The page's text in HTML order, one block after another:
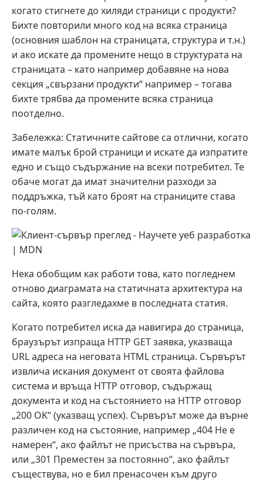
когато стигнете до хиляди страници с продукти?
Бихте повторили много код на всяка страница
(основния шаблон на страницата, структура и т.н.)
и ако искате да промените нещо в структурата на
страницата – като например добавяне на нова
секция „свързани продукти“ например – тогава
бихте трябва да промените всяка страница
поотделно.
Забележка: Статичните сайтове са отлични, когато
имате малък брой страници и искате да изпратите
едно и също съдържание на всеки потребител. Те
обаче могат да имат значителни разходи за
поддръжка, тъй като броят на страниците става
по-голям.
Нека обобщим как работи това, като погледнем
отново диаграмата на статичната архитектура на
сайта, която разгледахме в последната статия.
Когато потребител иска да навигира до страница,
браузърът изпраща HTTP GET заявка, указваща
URL адреса на неговата HTML страница. Сървърът
извлича искания документ от своята файлова
система и връща HTTP отговор, съдържащ
документа и код на състоянието на HTTP отговор
„200 OK“ (указващ успех). Сървърът може да върне
различен код на състояние, например „404 Не е
намерен“, ако файлът не присъства на сървъра,
или „301 Преместен за постоянно“, ако файлът
съществува, но е бил пренасочен към друго